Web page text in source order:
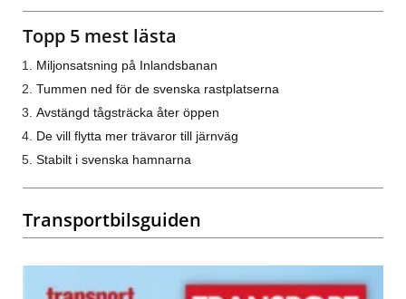
Topp 5 mest lästa
Miljonsatsning på Inlandsbanan
Tummen ned för de svenska rastplatserna
Avstängd tågsträcka åter öppen
De vill flytta mer trävaror till järnväg
Stabilt i svenska hamnarna
Transportbilsguiden